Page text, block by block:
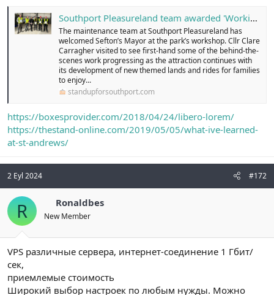
Southport Pleasureland team awarded 'Working Safely' certificates by Mayor ahead of park reopening - Stand Up For Southport
The maintenance team at Southport Pleasureland has
welcomed Sefton’s Mayor at the park’s workshop. Cllr Clare
Carragher visited to see first-hand some of the behind-the-
scenes work progressing as the attraction continues with
its development of new themed lands and rides for families
to enjoy...
standupforsouthport.com
https://boxesprovider.com/2018/04/24/libero-lorem/
https://thestand-online.com/2019/05/05/what-ive-learned-
at-st-andrews/
2 Eyl 2024 #172
R Ronaldbes
New Member
VPS различные сервера, интернет-соединение 1 Гбит/
сек,
приемлемые стоимость
Широкий выбор настроек по любым нужды. Можно